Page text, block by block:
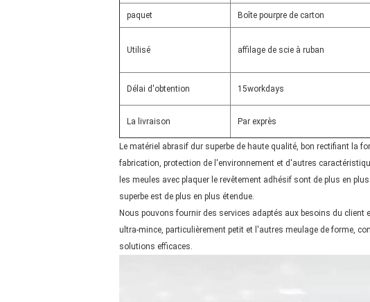
paquet Boîte pourpre de carton
Utilisé affilage de scie à ruban
Délai d'obtention 15workdays
La livraison Par exprès
Le matériel abrasif dur superbe de haute qualité, bon rectifiant la
fabrication, protection de l'environnement et d'autres
les meules avec plaquer le revêtement adhésif sont de plus en
superbe est de plus en plus étendue.
Nous pouvons fournir des services adaptés aux besoins du client
ultra-mince, particulièrement petit et l'autres meulage de forme,
solutions efficaces.